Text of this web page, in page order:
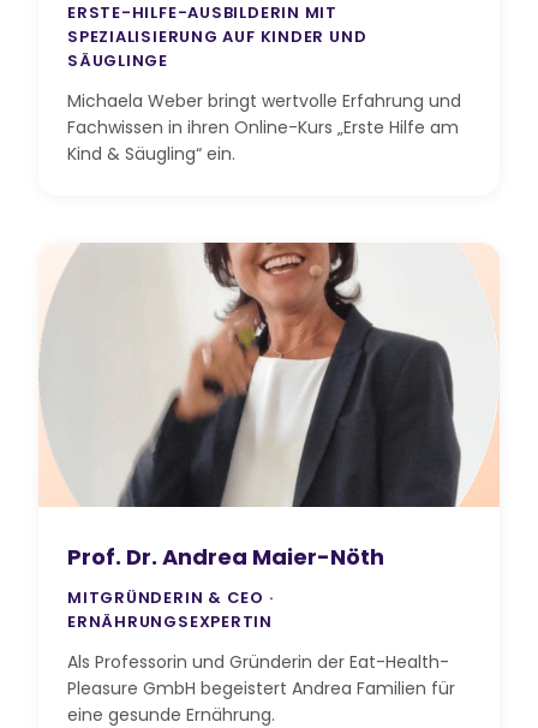
ERSTE-HILFE-AUSBILDERIN MIT
SPEZIALISIERUNG AUF KINDER UND
SÄUGLINGE
Michaela Weber bringt wertvolle Erfahrung und
Fachwissen in ihren Online-Kurs „Erste Hilfe am
Kind & Säugling“ ein.
Prof. Dr. Andrea Maier-Nöth
MITGRÜNDERIN & CEO ·
ERNÄHRUNGSEXPERTIN
Als Professorin und Gründerin der Eat-Health-
Pleasure GmbH begeistert Andrea Familien für
eine gesunde Ernährung.